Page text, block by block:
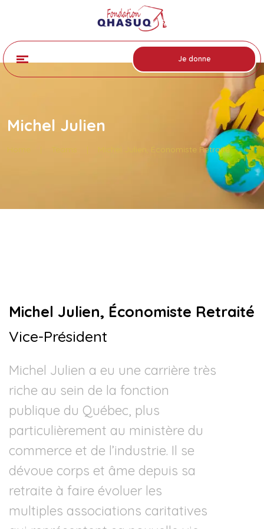
Je donne
Michel Julien
Home | Teams Michel Julien, Économiste Retraité
Michel Julien, Économiste Retraité
Vice-Président
Michel Julien a eu une carrière très
riche au sein de la fonction
publique du Québec, plus
particulièrement au ministère du
commerce et de l’industrie. Il se
dévoue corps et âme depuis sa
retraite à faire évoluer les
multiples associations caritatives